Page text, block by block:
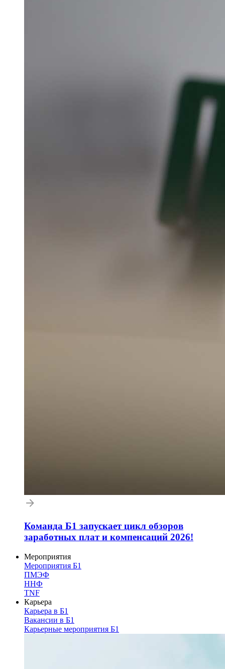
Команда Б1 запускает цикл обзоров
заработных плат и компенсаций 2026!
Мероприятия
Мероприятия Б1
ПМЭФ
ННФ
TNF
Карьера
Карьера в Б1
Вакансии в Б1
Карьерные мероприятия Б1